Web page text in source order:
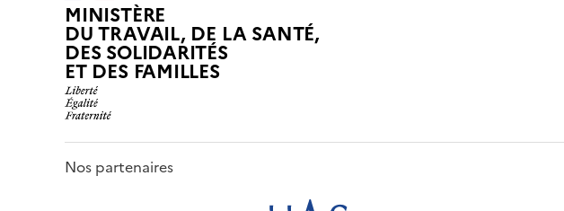
MINISTÈRE
DU TRAVAIL, DE LA SANTÉ,
DES SOLIDARITÉS
ET DES FAMILLES
Nos partenaires